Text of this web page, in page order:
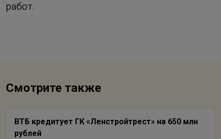
работ.
Смотрите также
ВТБ кредитует ГК «Ленстройтрест» на 650 млн
рублей